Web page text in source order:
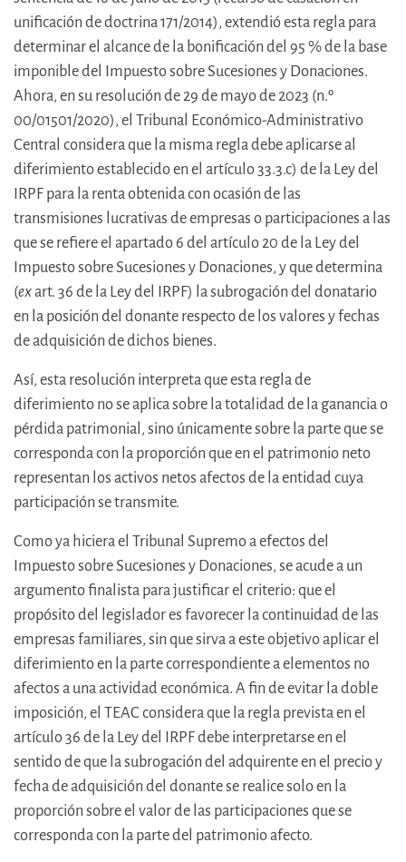
unificación de doctrina 171/2014), extendió esta regla para
determinar el alcance de la bonificación del 95 % de la base
imponible del Impuesto sobre Sucesiones y Donaciones.
Ahora, en su resolución de 29 de mayo de 2023 (n.º
00/01501/2020), el Tribunal Económico-Administrativo
Central considera que la misma regla debe aplicarse al
diferimiento establecido en el artículo 33.3.c) de la Ley del
IRPF para la renta obtenida con ocasión de las
transmisiones lucrativas de empresas o participaciones a las
que se refiere el apartado 6 del artículo 20 de la Ley del
Impuesto sobre Sucesiones y Donaciones, y que determina
(exart. 36 de la Ley del IRPF) la subrogación del donatario
en la posición del donante respecto de los valores y fechas
de adquisición de dichos bienes.
Así, esta resolución interpreta que esta regla de
diferimiento no se aplica sobre la totalidad de la ganancia o
pérdida patrimonial, sino únicamente sobre la parte que se
corresponda con la proporción que en el patrimonio neto
representan los activos netos afectos de la entidad cuya
participación se transmite.
Como ya hiciera el Tribunal Supremo a efectos del
Impuesto sobre Sucesiones y Donaciones, se acude a un
argumento finalista para justificar el criterio: que el
propósito del legislador es favorecer la continuidad de las
empresas familiares, sin que sirva a este objetivo aplicar el
diferimiento en la parte correspondiente a elementos no
afectos a una actividad económica. A fin de evitar la doble
imposición, el TEAC considera que la regla prevista en el
artículo 36 de la Ley del IRPF debe interpretarse en el
sentido de que la subrogación del adquirente en el precio y
fecha de adquisición del donante se realice solo en la
proporción sobre el valor de las participaciones que se
corresponda con la parte del patrimonio afecto.